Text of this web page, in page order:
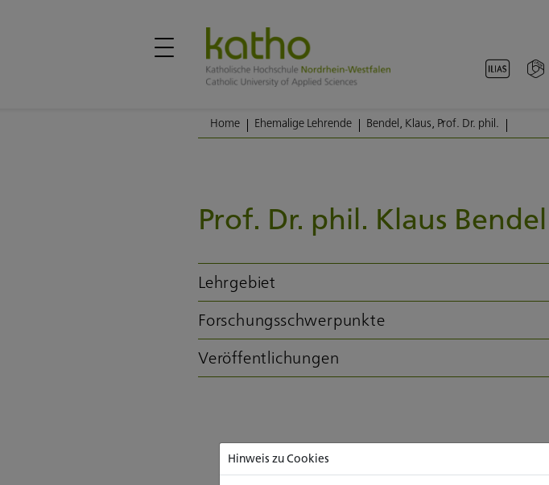
Home Ehemalige Lehrende Bendel, Klaus, Prof. Dr. phil.
Prof. Dr. phil. Klaus Bendel
Lehrgebiet
Forschungsschwerpunkte
Veröffentlichungen
Hinweis zu Cookies